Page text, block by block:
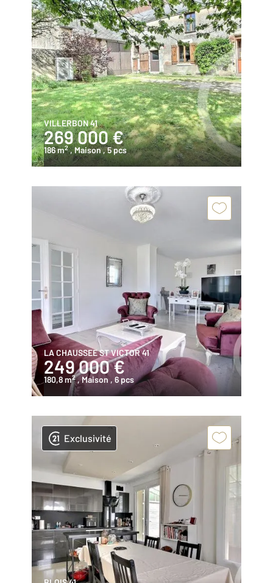
VILLERBON 41
269 000 €
186 m2 , Maison, 5 pcs
LA CHAUSSEE ST VICTOR 41
249 000 €
180,8 m2 , Maison , 6 pcs
Exclusivité